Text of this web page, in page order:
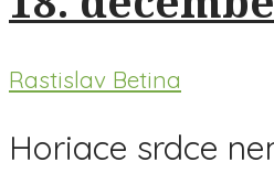
Rastislav Betina
Horiace srdce